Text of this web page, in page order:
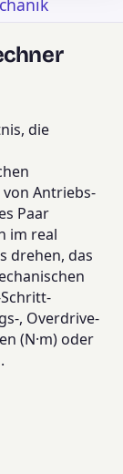
die
Antriebs-
Paar
im real
drehen, das
, Overdrive-
(N·m) oder